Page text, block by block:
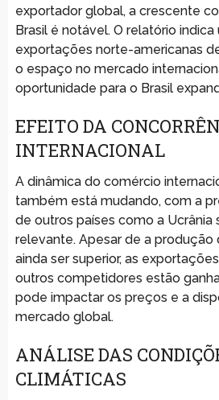
exportador global, a crescente
Brasil é notável. O relatório
exportações norte-americanas
o espaço no mercado
oportunidade para o Brasil
EFEITO DA
INTERNACIONAL
A dinâmica do comércio
também está mudando, com a
de outros países como a Ucrânia
relevante. Apesar de a produção
ainda ser superior, as
outros competidores estão
pode impactar os preços e a
mercado global.
ANÁLISE DAS
CLIMÁTICAS